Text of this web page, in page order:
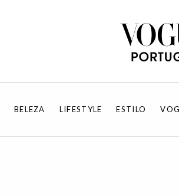
BELEZA LIFESTYLE ESTILO